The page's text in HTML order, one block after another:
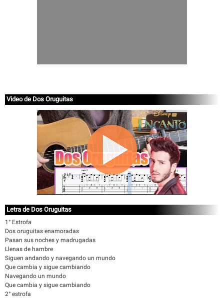
Video de Dos Oruguitas
Letra de Dos Oruguitas
1° Estrofa
Dos oruguitas enamoradas
Pasan sus noches y madrugadas
Llenas de hambre
Siguen andando y navegando un mundo
Que cambia y sigue cambiando
Navegando un mundo
Que cambia y sigue cambiando
2° estrofa